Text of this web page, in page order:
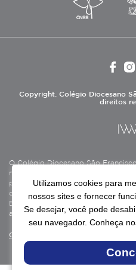
Copyright. Colégio Diocesano
direitos
O Colégio Diocesano São
mantido pela Associação Antônio
privado sem fins lucrativos,
cultural, assistencial e
Beneficente de Assistência Social
assistência social.
Continue lendo
Utilizamos cookies para
nossos sites e fornecer
Se desejar, você pode
seu navegador. Conheça